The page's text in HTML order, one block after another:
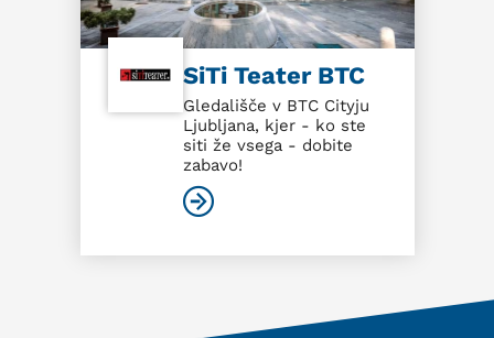
SiTi Teater BTC
Gledališče v BTC Cityju
Ljubljana, kjer - ko ste
siti že vsega - dobite
zabavo!